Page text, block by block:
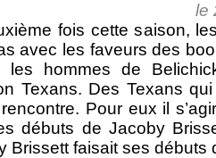
le
fois cette saison,
avec les faveurs des
les hommes de
Texans. Des Texans qui
Pour eux il
débuts de Jacoby
Brissett faisait ses débuts